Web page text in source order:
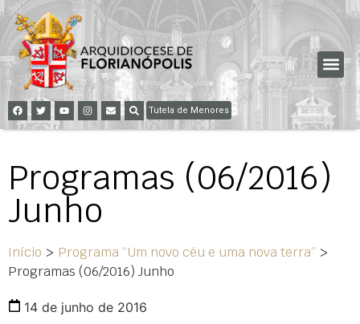
Tutela de Menores
Programas (06/2016)
Junho
Início > Programa “Um novo céu e uma nova terra” >
Programas (06/2016) Junho
14 de junho de 2016